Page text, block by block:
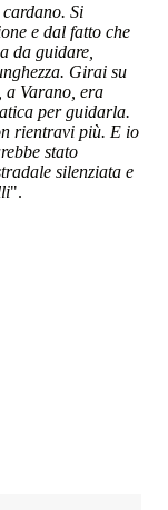
Si
e dal fatto che
da guidare,
Girai su
a Varano, era
per guidarla.
rientravi più. E io
stato
silenziata e
".